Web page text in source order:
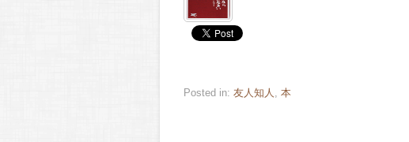
Posted in: 友人知人 本